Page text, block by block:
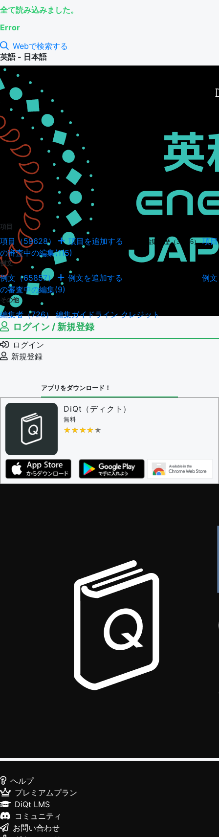
全て読み込みました。
Error
Webで検索する
英語 - 日本語
項目
項目（59628） 項目を追加する 項目の編集履歴（34946） 項目
の審査中の編集(115)
例文
例文（65857） 例文を追加する
例文
の審査中の編集(9)
その他
編集者（726）編集ガイドラインクレジット
ログイン / 新規登録
ログイン
新規登録
アプリをダウンロード！
DiQt（ディクト）
無料
★★★★★
★★★★★
ヘルプ
プレミアムプラン
DiQt LMS
コミュニティ
お問い合わせ